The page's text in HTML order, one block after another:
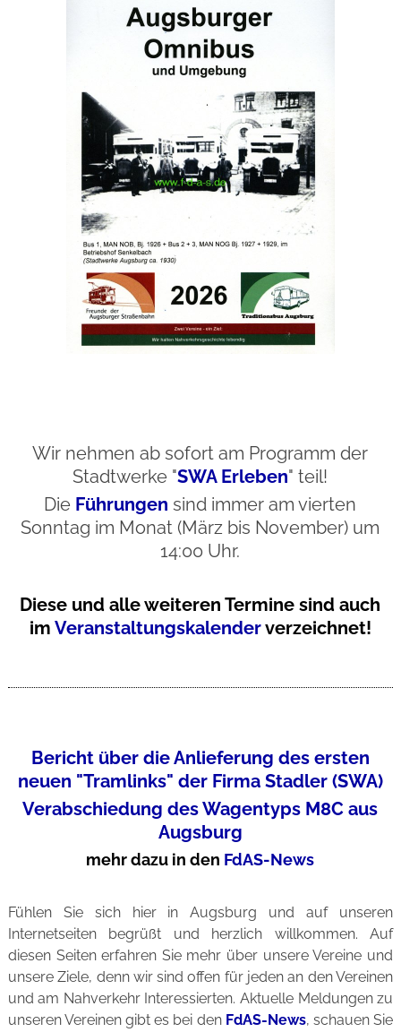
Wir nehmen ab sofort am Programm der
Stadtwerke "SWA Erleben" teil!
Die Führungen sind immer am vierten
Sonntag im Monat (März bis November) um
14:00 Uhr.
Diese und alle weiteren Termine sind auch
im Veranstaltungskalenderverzeichnet!
Bericht über die Anlieferung des ersten
neuen "Tramlinks" der Firma Stadler (SWA)
Verabschiedung des Wagentyps M8C aus
Augsburg
mehr dazu in den FdAS-News
Fühlen Sie sich hier in Augsburg und auf unseren
Internetseiten begrüßt und herzlich willkommen. Auf
diesen Seiten erfahren Sie mehr über unsere Vereine und
unsere Ziele, denn wir sind offen für jeden an den Vereinen
und am Nahverkehr Interessierten. Aktuelle Meldungen zu
unseren Vereinen gibt es bei den FdAS-News, schauen Sie